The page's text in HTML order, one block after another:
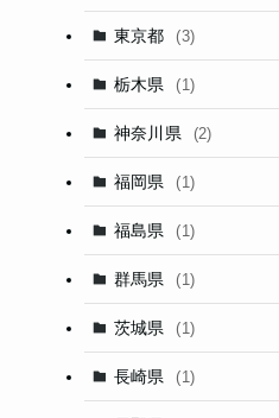
東京都 (3)
栃木県 (1)
神奈川県 (2)
福岡県 (1)
福島県 (1)
群馬県 (1)
茨城県 (1)
長崎県 (1)